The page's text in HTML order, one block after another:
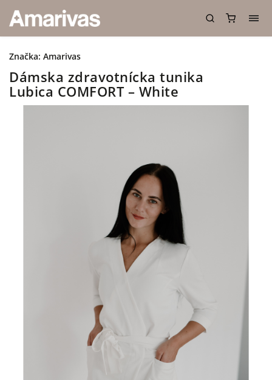
Dámska zdravotnícka tunika
Lubica COMFORT – White
Značka: Amarivas